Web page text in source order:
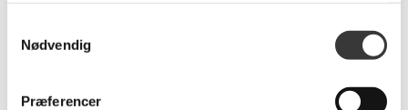
Nødvendig
Præferencer